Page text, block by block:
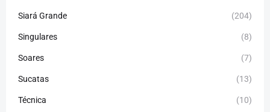
Siará Grande (204)
Singulares (8)
Soares (7)
Sucatas (13)
Técnica (10)